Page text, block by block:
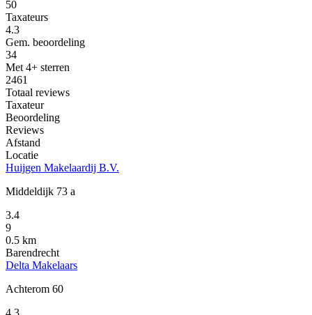
50
Taxateurs
4.3
Gem. beoordeling
34
Met 4+ sterren
2461
Totaal reviews
Taxateur
Beoordeling
Reviews
Afstand
Locatie
Huijgen Makelaardij B.V.
Middeldijk 73 a
3.4
9
0.5 km
Barendrecht
Delta Makelaars
Achterom 60
4.3